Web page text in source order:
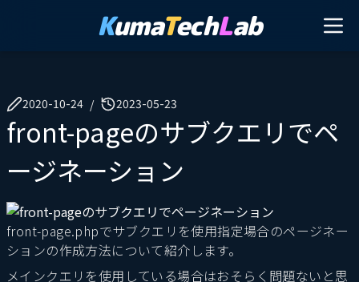
KumaTechLab
2020-10-24 / 2023-05-23
front-pageのサブクエリでペ
ージネーション
front-page.phpでサブクエリを使用指定場合のページネー
ションの作成方法について紹介します。
メインクエリを使用している場合はおそらく問題ないと思